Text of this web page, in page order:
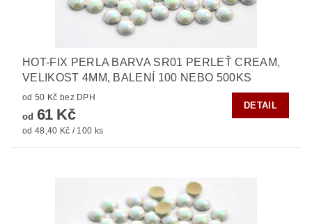
HOT-FIX PERLA BARVA SR01 PERLEŤ CREAM,
VELIKOST 4MM, BALENÍ 100 NEBO 500KS
od 50 Kč bez DPH
od 61 Kč
od 48,40 Kč / 100 ks
DETAIL